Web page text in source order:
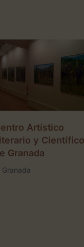
Artístico
y Científico
Granada
Granada